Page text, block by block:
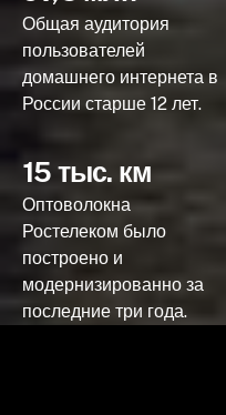
Общая аудитория
пользователей
домашнего интернета в
России старше 12 лет.
15 тыс. км
Оптоволокна
Ростелеком было
построено и
модернизированно за
последние три года.